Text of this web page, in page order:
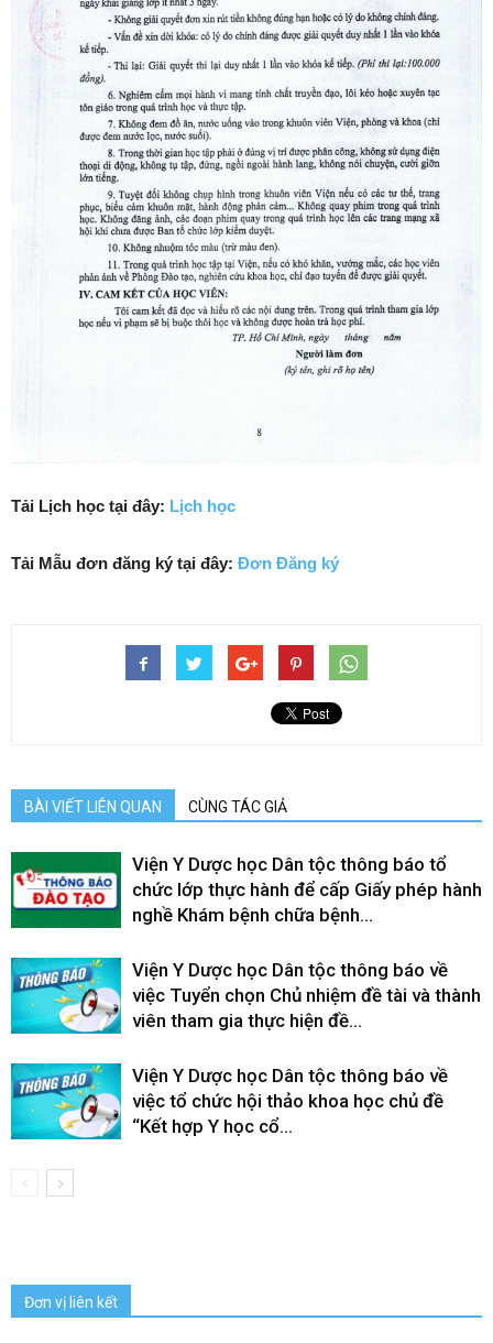
Tải Lịch học tại đây: Lịch học
Tải Mẫu đơn đăng ký tại đây: Đơn Đăng ký
BÀI VIẾT LIÊN QUAN CÙNG TÁC GIẢ
Viện Y Dược học Dân tộc thông báo tổ
chức lớp thực hành để cấp Giấy phép hành
nghề Khám bệnh chữa bệnh...
Viện Y Dược học Dân tộc thông báo về
việc Tuyển chọn Chủ nhiệm đề tài và thành
viên tham gia thực hiện đề...
Viện Y Dược học Dân tộc thông báo về
việc tổ chức hội thảo khoa học chủ đề
“Kết hợp Y học cổ...
Đơn vị liên kết